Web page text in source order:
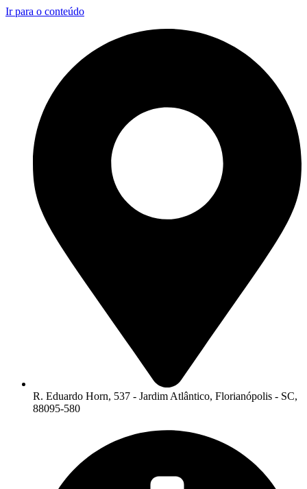
Ir para o conteúdo
R. Eduardo Horn, 537 - Jardim Atlântico, Florianópolis - SC,
88095-580